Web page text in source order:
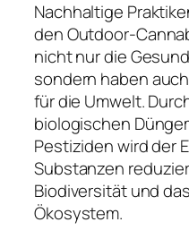
Nachhaltige
den Outdoor-
nicht nur die
sondern haben
für die Umwelt.
biologischen
Pestiziden wird der
Substanzen
Biodiversität und
Ökosystem.